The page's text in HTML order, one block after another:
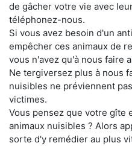
de gâcher votre vie avec
téléphonez-nous.
Si vous avez besoin d'un
empêcher ces animaux de
vous n'avez qu'à nous faire
Ne tergiversez plus à nous
nuisibles ne préviennent
victimes.
Vous pensez que votre gîte
animaux nuisibles ? Alors
sorte d'y remédier au plus